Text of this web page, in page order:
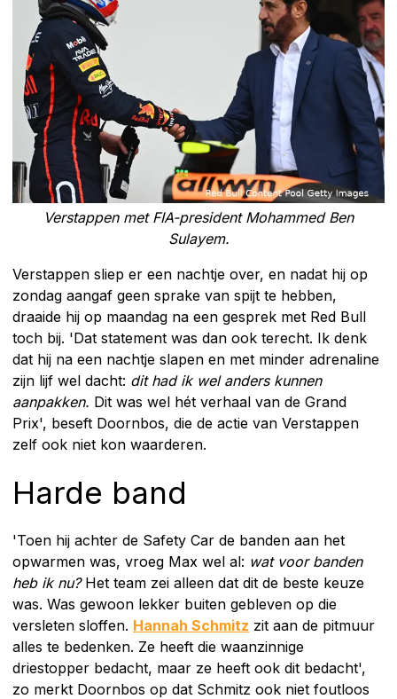
Verstappen met FIA-president Mohammed Ben
Sulayem.
Verstappen sliep er een nachtje over, en nadat hij op
zondag aangaf geen sprake van spijt te hebben,
draaide hij op maandag na een gesprek met Red Bull
toch bij. 'Dat statement was dan ook terecht. Ik denk
dat hij na een nachtje slapen en met minder adrenaline
zijn lijf wel dacht: dit had ik wel anders kunnen
aanpakken. Dit was wel hét verhaal van de Grand
Prix', beseft Doornbos, die de actie van Verstappen
zelf ook niet kon waarderen.
Harde band
'Toen hij achter de Safety Car de banden aan het
opwarmen was, vroeg Max wel al: wat voor banden
heb ik nu? Het team zei alleen dat dit de beste keuze
was. Was gewoon lekker buiten gebleven op die
versleten sloffen. Hannah Schmitz zit aan de pitmuur
alles te bedenken. Ze heeft die waanzinnige
driestopper bedacht, maar ze heeft ook dit bedacht',
zo merkt Doornbos op dat Schmitz ook niet foutloos